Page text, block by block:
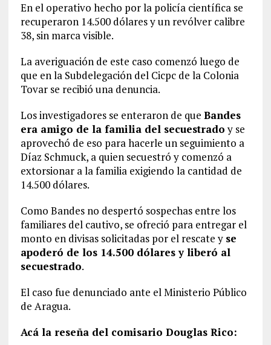
En el operativo hecho por la policía científica se
recuperaron 14.500 dólares y un revólver calibre
38, sin marca visible.
La averiguación de este caso comenzó luego de
que en la Subdelegación del Cicpc de la Colonia
Tovar se recibió una denuncia.
Los investigadores se enteraron de que Bandes
era amigo de la familia del secuestradoy se
aprovechó de eso para hacerle un seguimiento a
Díaz Schmuck, a quien secuestró y comenzó a
extorsionar a la familia exigiendo la cantidad de
14.500 dólares.
Como Bandes no despertó sospechas entre los
familiares del cautivo, se ofreció para entregar el
monto en divisas solicitadas por el rescate y se
apoderó de los 14.500 dólares y liberó al
secuestrado.
El caso fue denunciado ante el Ministerio Público
de Aragua.
Acá la reseña del comisario Douglas Rico: